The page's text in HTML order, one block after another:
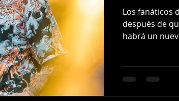
Los fanáticos
después de
habrá un